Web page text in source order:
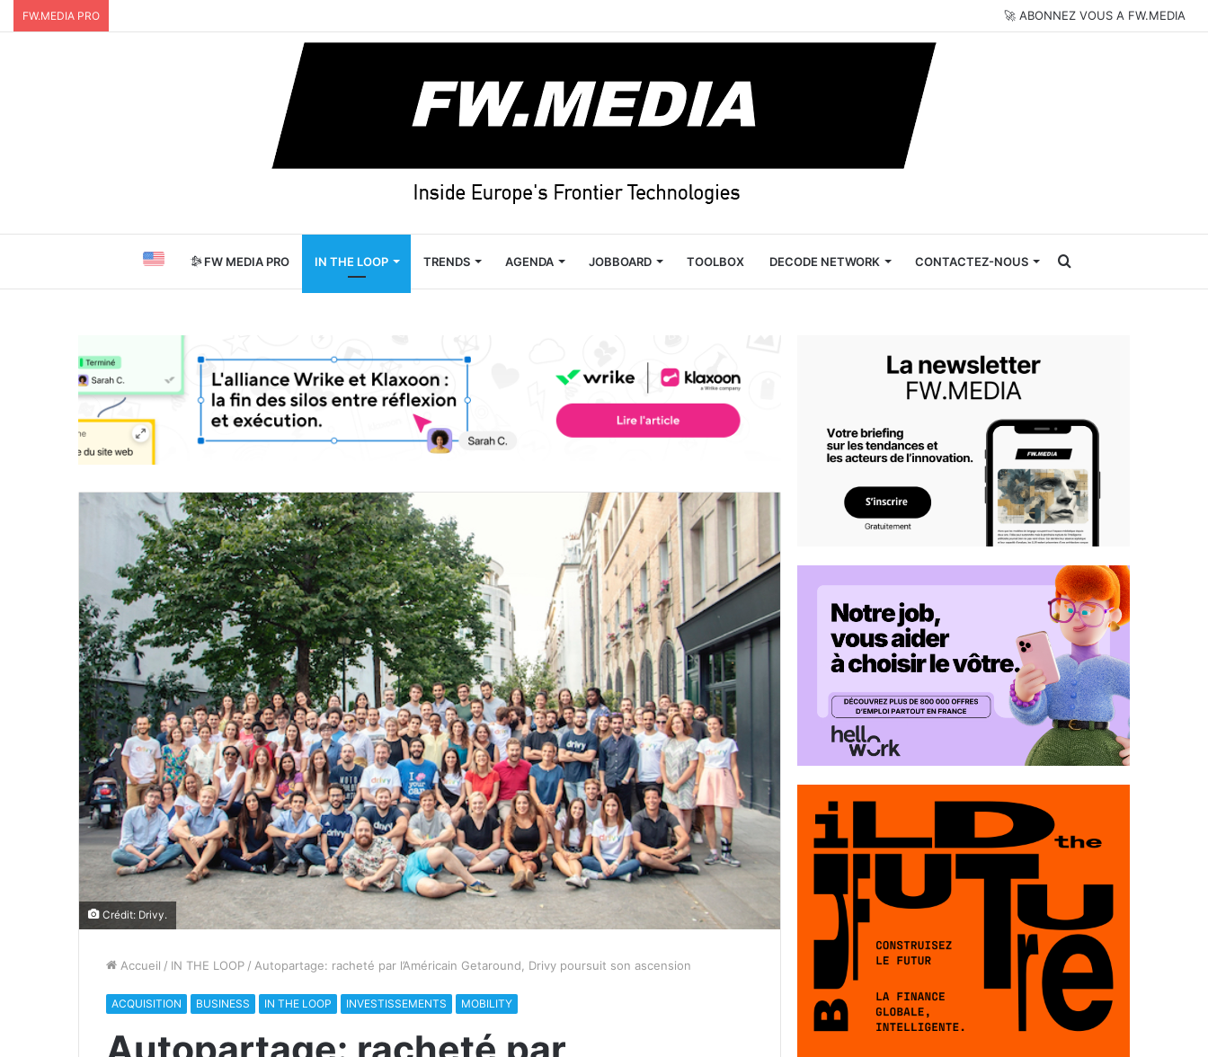
FW.MEDIA PRO 🚀 ABONNEZ VOUS A FW.MEDIA
FW MEDIA PRO IN THE LOOP TRENDS AGENDA JOBBOARD TOOLBOX DECODE NETWORK CONTACTEZ-NOUS Rechercher
Crédit: Drivy.
Accueil / IN THE LOOP / Autopartage: racheté par l’Américain Getaround, Drivy poursuit son ascension
ACQUISITION BUSINESS IN THE LOOP INVESTISSEMENTS MOBILITY